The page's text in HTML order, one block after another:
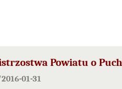
Powiatu o
01-31